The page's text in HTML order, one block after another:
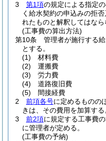
3
第1項の規定による指定
く給水契約の申込みの拒
れたものと解釈してはなら
(工事費の算出方法)
第10条
管理者が施行する
とする。
(1)
材料費
(2)
運搬費
(3)
労力費
(4)
道路復旧費
(5)
間接経費
2
前項各号に定めるものの
きは、その費用を加算する
3
前2項に規定する工事費
に管理者が定める。
(工事費の予納)